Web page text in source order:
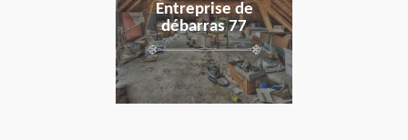
Entreprise de
débarras 77